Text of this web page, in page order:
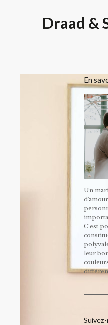
Draad &
En
Un
C’est
leur